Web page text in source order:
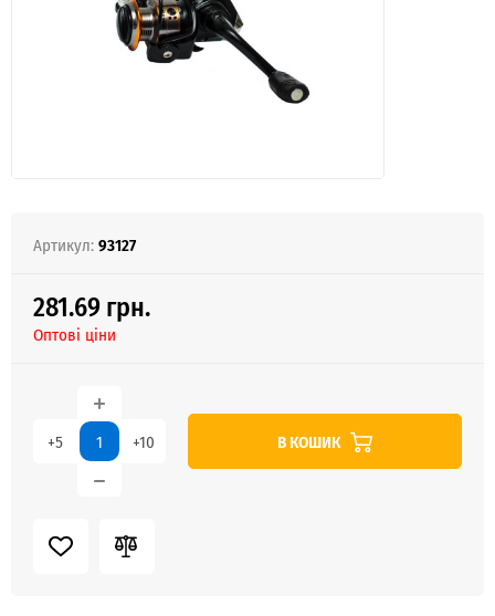
Артикул:93127
281.69 грн.
Оптові ціни
+5 +10 В КОШИК